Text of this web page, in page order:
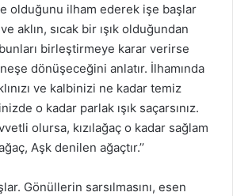
olduğunu ilham ederek işe başlar
aklın, sıcak bir ışık olduğundan
birleştirmeye karar verirse
dönüşeceğini anlatır. İlhamında
ve kalbinizi ne kadar temiz
o kadar parlak ışık saçarsınız.
olursa, kızılağaç o kadar sağlam
Aşk denilen ağaçtır.’’
Gönüllerin sarsılmasını, esen